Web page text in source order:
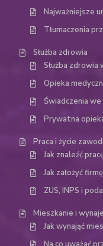
Najważniejsze
Tłumaczenia
Służba zdrowia
Służba zdrowia
Opieka
Świadczenia
Prywatna
Praca i życie
Jak znaleźć
Jak założyć
ZUS, INPS i
Mieszkanie i
Jak wynająć